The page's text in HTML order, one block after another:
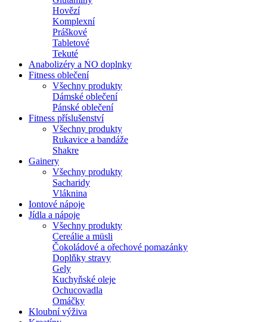
Hovězí
Komplexní
Práškové
Tabletové
Tekuté
Anabolizéry a NO doplnky
Fitness oblečení
Všechny produkty
Dámské oblečení
Pánské oblečení
Fitness příslušenství
Všechny produkty
Rukavice a bandáže
Shakre
Gainery
Všechny produkty
Sacharidy
Vláknina
Iontové nápoje
Jídla a nápoje
Všechny produkty
Cereálie a müsli
Čokoládové a ořechové pomazánky
Doplňky stravy
Gely
Kuchyňské oleje
Ochucovadla
Omáčky
Kloubní výživa